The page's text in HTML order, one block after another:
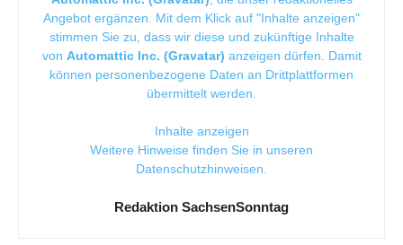
Angebot ergänzen. Mit dem Klick auf "Inhalte anzeigen"
stimmen Sie zu, dass wir diese und zukünftige Inhalte
von Automattic Inc. (Gravatar) anzeigen dürfen. Damit
können personenbezogene Daten an Drittplattformen
übermittelt werden.
Inhalte anzeigen
Weitere Hinweise finden Sie in unseren
Datenschutzhinweisen
Redaktion SachsenSonntag